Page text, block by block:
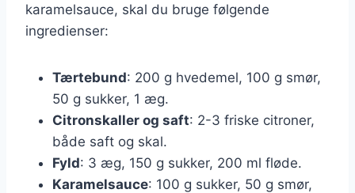
karamelsauce, skal du bruge følgende
ingredienser:
Tærtebund: 200 g hvedemel, 100 g smør,
50 g sukker, 1 æg.
Citronskaller og saft: 2-3 friske citroner,
både saft og skal.
Fyld: 3 æg, 150 g sukker, 200 ml fløde.
Karamelsauce: 100 g sukker, 50 g smør,